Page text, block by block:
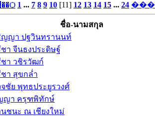
1 ... 7 8 9 10 [11] 12 13 14 15 ... 24
ชื่อ-นามสกุล
ญญา ปฐวินทรานนท์
า จีนธงประดิษฐ์
า วชิรวัฒก์
า สุขกล่ำ
ชัย พุทธประยูรวงศ์
ญา ครุฑพิทักษ์
ชนะ ณ เชียงใหม่